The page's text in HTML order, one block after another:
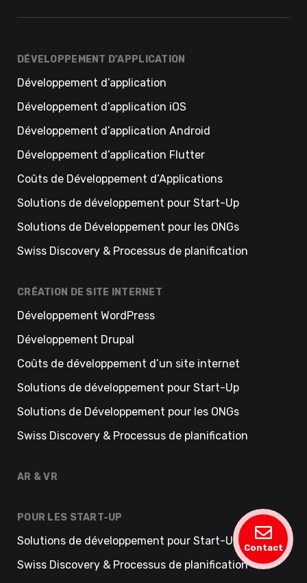
Contact
DÉVELOPPEMENT D’APPLICATION
Développement d’application
Développement d’application iOS
Développement d’application Android
Développement d’application Flutter
Coûts de Développement d’Applications
Solutions de développement pour Start-Up
Solutions de Développement pour les ONGs
Swiss Discovery & Processus de planification
CRÉATION DE SITE INTERNET
Développement WordPress
Développement Drupal
Coûts de développement d’un site internet
Solutions de développement pour Start-Up
Solutions de Développement pour les ONGs
Swiss Discovery & Processus de planification
AR & VR
POUR LES START-UP
Solutions de développement pour Start-Up
Swiss Discovery & Processus de planification